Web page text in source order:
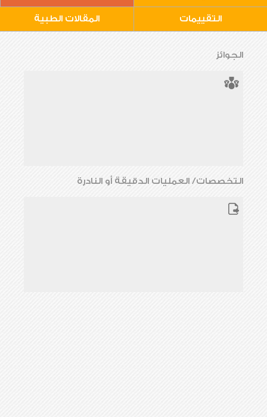
التقييمات المقالات الطبية
الجوائز
التخصصات/ العمليات الدقيقة أو النادرة